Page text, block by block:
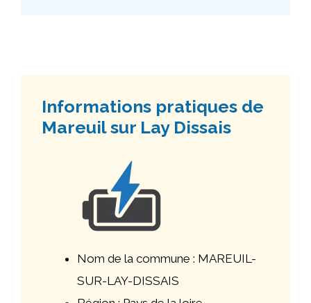
Informations pratiques de
Mareuil sur Lay Dissais
Nom de la commune : MAREUIL-
SUR-LAY-DISSAIS